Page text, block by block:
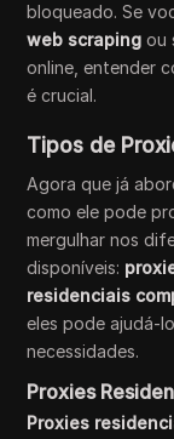
bloqueado. Se
web scraping ou
online, entender
é crucial.
Tipos de
Agora que já
como ele pode
mergulhar nos
disponíveis:
residenciais
eles pode ajudá-
necessidades.
Proxies
Proxies